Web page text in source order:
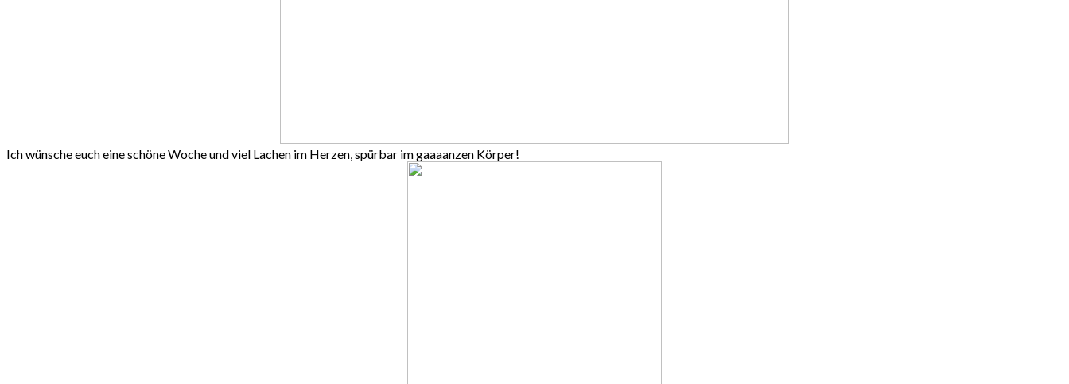
Ich wünsche euch eine schöne Woche und viel Lachen im Herzen, spürbar im gaaaanzen Körper!